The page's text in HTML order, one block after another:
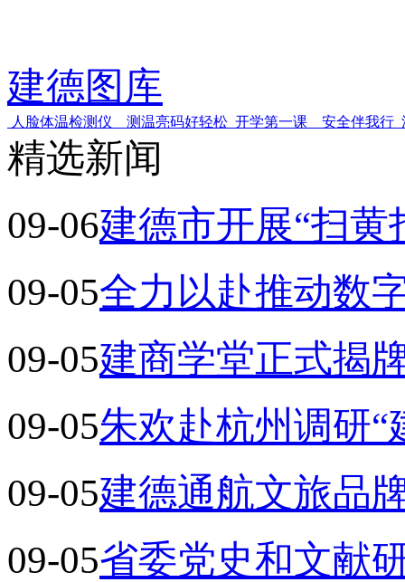
建德图库
人脸体温检测仪 测温亮码好轻松 开学第一课 安全伴我行
精选新闻
09-06建德市开展“扫黄
09-05全力以赴推动数
09-05建商学堂正式揭
09-05朱欢赴杭州调研“
09-05建德通航文旅品
09-05省委党史和文献